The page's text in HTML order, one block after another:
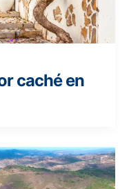
caché en